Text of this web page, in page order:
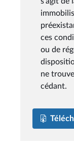
ces
ou de
ne
cédant.